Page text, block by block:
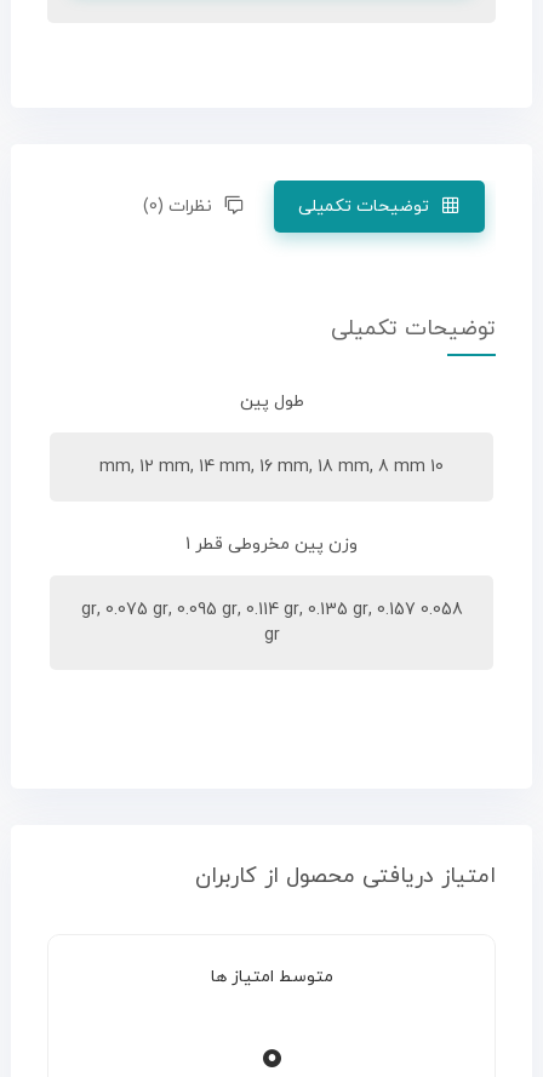
توضیحات تکمیلی نظرات (0)
توضیحات تکمیلی
طول پین
10 mm, 12 mm, 14 mm, 16 mm, 18 mm, 8 mm
وزن پین مخروطی قطر 1
0.058 gr, 0.075 gr, 0.095 gr, 0.114 gr, 0.135 gr, 0.157
gr
امتیاز دریافتی محصول از کاربران
متوسط امتیاز ها
0